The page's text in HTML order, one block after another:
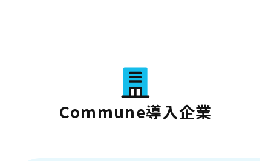
Commune導入企業